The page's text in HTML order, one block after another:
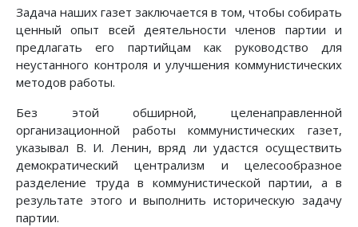
Задача наших газет заключается в том, чтобы собирать
ценный опыт всей деятельности членов партии и
предлагать его партийцам как руководство для
неустанного контроля и улучшения коммунистических
методов работы.
Без этой обширной, целенаправленной
организационной работы коммунистических газет,
указывал В. И. Ленин, вряд ли удастся осуществить
демократический централизм и целесообразное
разделение труда в коммунистической партии, а в
результате этого и выполнить историческую задачу
партии.